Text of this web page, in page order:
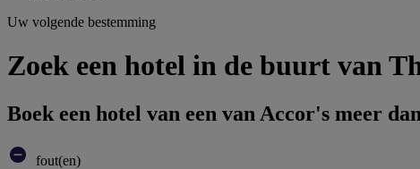
Uw volgende bestemming
Zoek een hotel in de buurt van
Boek een hotel van een van Accor's meer
fout(en)